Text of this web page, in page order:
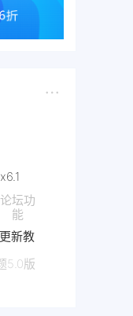
论坛功
能
新教
5.0版